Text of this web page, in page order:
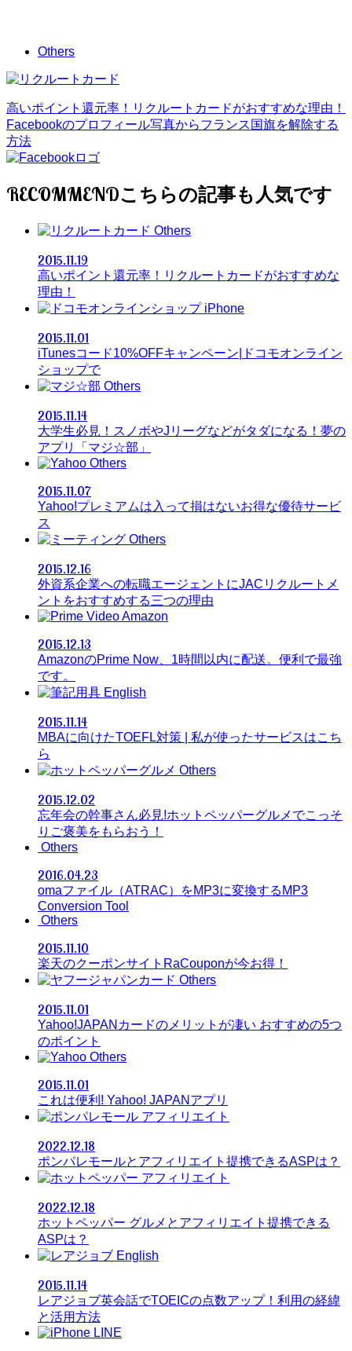
Others
高いポイント還元率！リクルートカードがおすすめな理由！
Facebookのプロフィール写真からフランス国旗を解除する
方法
RECOMMEND
Others
2015.11.19
高いポイント還元率！リクルートカードがおすすめな
理由！
iPhone
2015.11.01
iTunesコード10%OFFキャンペーン|ドコモオンライン
ショップで
Others
2015.11.14
大学生必見！スノボやJリーグなどがタダになる！夢の
アプリ「マジ☆部」
Others
2015.11.07
Yahoo!プレミアムは入って損はないお得な優待サービ
ス
Others
2015.12.16
外資系企業への転職エージェントにJACリクルートメ
ントをおすすめする三つの理由
Amazon
2015.12.13
AmazonのPrime Now、1時間以内に配送。便利で最強
です。
English
2015.11.14
MBAに向けたTOEFL対策 | 私が使ったサービスはこち
ら
Others
2015.12.02
忘年会の幹事さん必見!ホットペッパーグルメでこっそ
りご褒美をもらおう！
Others
2016.04.23
omaファイル（ATRAC）をMP3に変換するMP3
Conversion Tool
Others
2015.11.10
楽天のクーポンサイトRaCouponが今お得！
Others
2015.11.01
Yahoo!JAPANカードのメリットが凄い おすすめの5つ
のポイント
Others
2015.11.01
これは便利! Yahoo! JAPANアプリ
アフィリエイト
2022.12.18
ポンパレモールとアフィリエイト提携できるASPは？
アフィリエイト
2022.12.18
ホットペッパー グルメとアフィリエイト提携できる
ASPは？
English
2015.11.14
レアジョブ英会話でTOEICの点数アップ！利用の経緯
と活用方法
LINE